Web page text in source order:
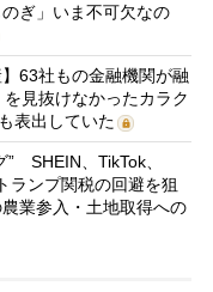
ぎ」いま不可欠なの
63社もの金融機関が融
見抜けなかったカラク
表出していた
” SHEIN、TikTok、
ランプ関税の回避を狙
業参入・土地取得への